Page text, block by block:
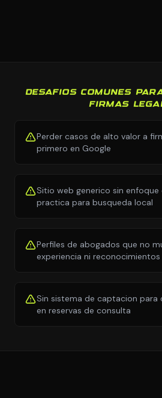
DESAFIOS COMUNES
FIRMAS
Perder casos de alto valor a
primero en Google
Sitio web generico sin enfoque
practica para busqueda local
Perfiles de abogados que no
experiencia ni reconocimientos
Sin sistema de captacion para
en reservas de consulta